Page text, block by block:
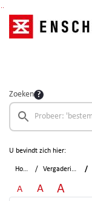
Zoeken
U bevindt zich hier:
Home Vergaderingen
A A A